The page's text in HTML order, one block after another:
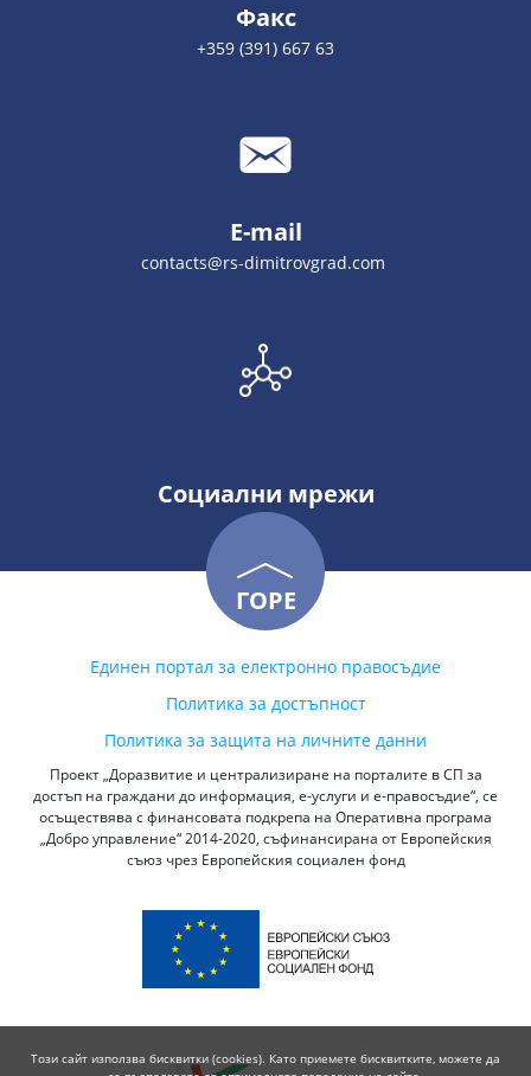
Факс
+359 (391) 667 63
E-mail
contacts@rs-dimitrovgrad.com
Социални мрежи
ГОРЕ
Единен портал за електронно правосъдие
Политика за достъпност
Политика за защита на личните данни
Проект „Доразвитие и централизиране на порталите в СП за
достъп на граждани до информация, е-услуги и е-правосъдие“, се
осъществява с финансовата подкрепа на Оперативна програма
„Добро управление“ 2014-2020, съфинансирана от Европейския
съюз чрез Европейския социален фонд
Този сайт използва бисквитки (cookies). Като приемете бисквитките, можете да